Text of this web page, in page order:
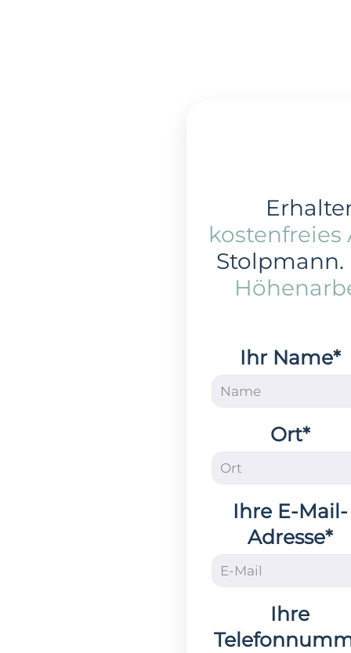
kostenfreies
Ihr Name*
Ort*
Ihre E-Mail-
Adresse*
Ihre